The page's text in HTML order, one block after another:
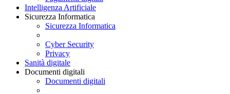
Intelligenza Artificiale
Sicurezza Informatica
Sicurezza Informatica
Cyber Security
Privacy
Sanità digitale
Documenti digitali
Documenti digitali